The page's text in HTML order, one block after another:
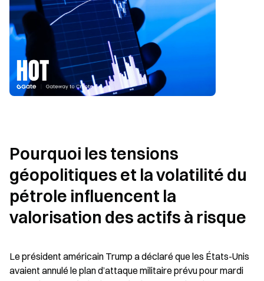
Pourquoi les tensions
géopolitiques et la volatilité du
pétrole influencent la
valorisation des actifs à risque
Le président américain Trump a déclaré que les États-Unis
avaient annulé le plan d’attaque militaire prévu pour mardi